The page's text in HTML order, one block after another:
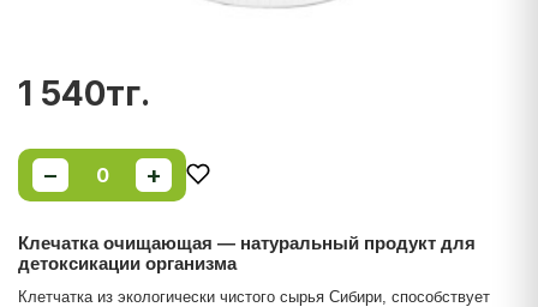
1 540тг.
− 0 +
Клечатка очищающая — натуральный продукт для
детоксикации организма
Клетчатка из экологически чистого сырья Сибири, способствует